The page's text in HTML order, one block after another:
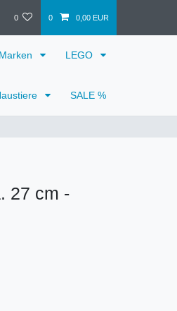
0 0 0,00 EUR
Marken LEGO
SALE %
27 cm -